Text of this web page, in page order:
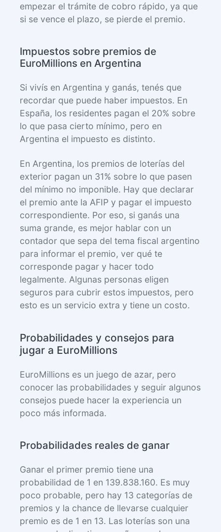
empezar el trámite de cobro rápido, ya que
si se vence el plazo, se pierde el premio.
Impuestos sobre premios de
EuroMillions en Argentina
Si vivís en Argentina y ganás, tenés que
recordar que puede haber impuestos. En
España, los residentes pagan el 20% sobre
lo que pasa cierto mínimo, pero en
Argentina el impuesto es distinto.
En Argentina, los premios de loterías del
exterior pagan un 31% sobre lo que pasen
del mínimo no imponible. Hay que declarar
el premio ante la AFIP y pagar el impuesto
correspondiente. Por eso, si ganás una
suma grande, es mejor hablar con un
contador que sepa del tema fiscal argentino
para informar el premio, ver qué te
corresponde pagar y hacer todo
legalmente. Algunas personas eligen
seguros para cubrir estos impuestos, pero
esto es un servicio extra y tiene un costo.
Probabilidades y consejos para
jugar a EuroMillions
EuroMillions es un juego de azar, pero
conocer las probabilidades y seguir algunos
consejos puede hacer la experiencia un
poco más informada.
Probabilidades reales de ganar
Ganar el primer premio tiene una
probabilidad de 1 en 139.838.160. Es muy
poco probable, pero hay 13 categorías de
premios y la chance de llevarse cualquier
premio es de 1 en 13. Las loterías son una